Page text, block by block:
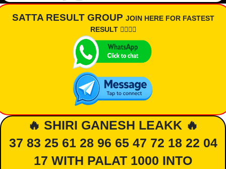
SATTA RESULT GROUP JOIN HERE FOR FASTEST
RESULT 👇🏾👇🏾
🔥 SHIRI GANESH LEAKK 🔥
37 83 25 61 28 96 65 47 72 18 22 04
17 WITH PALAT 1000 INTO